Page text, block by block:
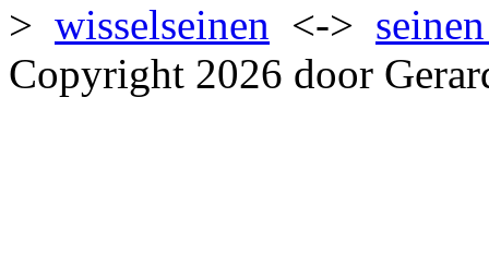
> wisselseinen <->
Copyright 2026 door